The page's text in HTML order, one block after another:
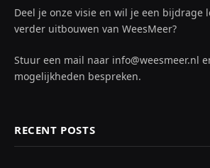
Deel je onze visie en wil je een bijdrage
verder uitbouwen van WeesMeer?
Stuur een mail naar info@weesmeer.nl
mogelijkheden bespreken.
RECENT POSTS